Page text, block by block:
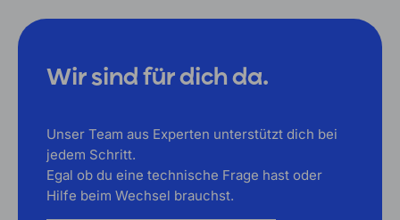
Wir sind für dich da.
Unser Team aus Experten unterstützt dich bei
jedem Schritt.
Egal ob du eine technische Frage hast oder
Hilfe beim Wechsel brauchst.